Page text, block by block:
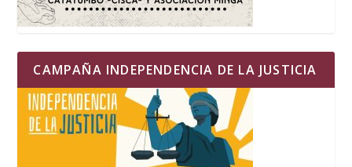
CAMPAÑA INDEPENDENCIA DE LA JUSTICIA